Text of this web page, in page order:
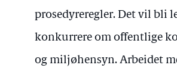
prosedyreregler. Det vil bli
konkurrere om offentlige
og miljøhensyn. Arbeidet